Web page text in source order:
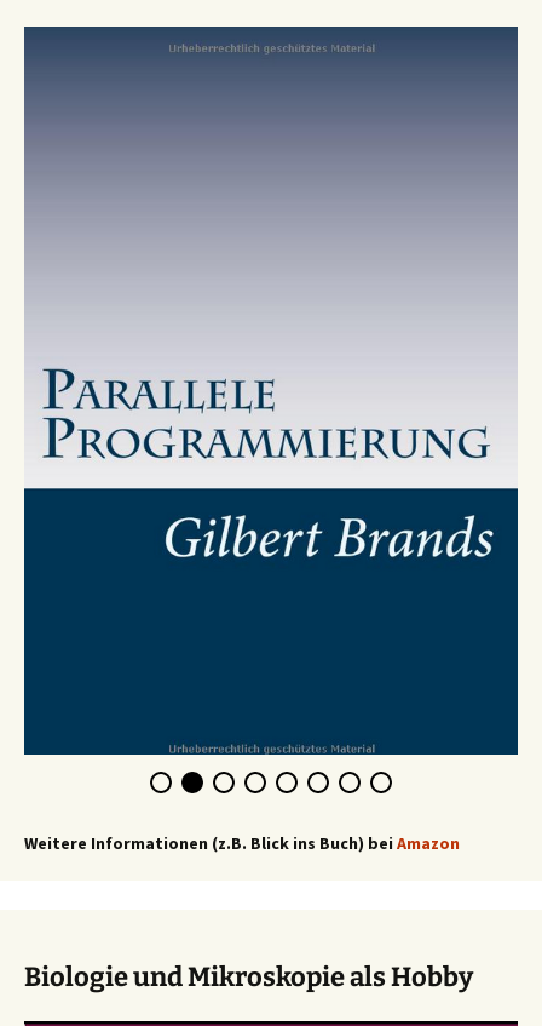
Weitere Informationen (z.B. Blick ins Buch) bei Amazon
Biologie und Mikroskopie als Hobby